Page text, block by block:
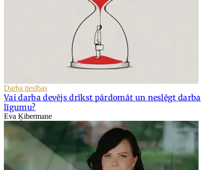
Darba tiesības
Vai darba devējs drīkst pārdomāt un neslēgt darba
līgumu?
Eva Ķibermane